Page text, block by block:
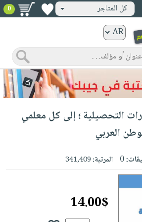
كل المتاجر 0
التحصيلية ؛ إلى كل معلمي
العربي
0 المرتبة:341,409
14.00$